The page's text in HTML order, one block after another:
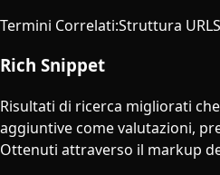
Termini Correlati:Struttura URL
Rich Snippet
Risultati di ricerca migliorati
aggiuntive come valutazioni,
Ottenuti attraverso il markup